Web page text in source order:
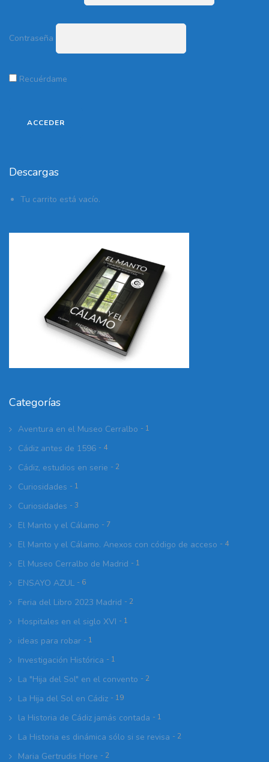
Contraseña
Recuérdame
Descargas
Tu carrito está vacío.
Categorías
Aventura en el Museo Cerralbo - 1
Cádiz antes de 1596 - 4
Cádiz, estudios en serie - 2
Curiosidades - 1
Curiosidades - 3
El Manto y el Cálamo - 7
El Manto y el Cálamo. Anexos con código de acceso - 4
El Museo Cerralbo de Madrid - 1
ENSAYO AZUL - 6
Feria del Libro 2023 Madrid - 2
Hospitales en el siglo XVI - 1
ideas para robar - 1
Investigación Histórica - 1
La "Hija del Sol" en el convento - 2
La Hija del Sol en Cádiz - 19
la Historia de Cádiz jamás contada - 1
La Historia es dinámica sólo si se revisa - 2
Maria Gertrudis Hore - 2